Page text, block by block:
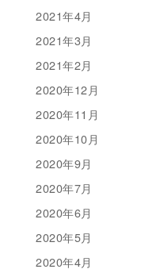
2021年4月
2021年3月
2021年2月
2020年12月
2020年11月
2020年10月
2020年9月
2020年7月
2020年6月
2020年5月
2020年4月